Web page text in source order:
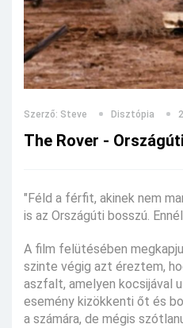
Szerző: Steve Disztópia
The Rover -
"Féld a férfit, akinek nem
is az Országúti bosszú.
A film felütésében
szinte végig azt éreztem,
aszfalt, amelyen kocsijával
esemény kizökkenti őt és
a számára, de mégis